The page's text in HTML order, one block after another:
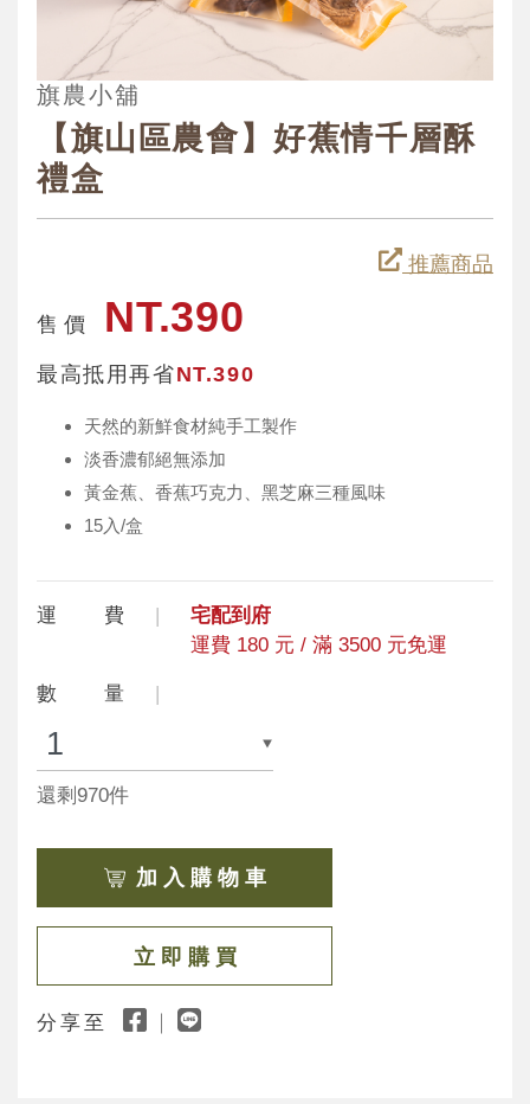
旗農小舖
【旗山區農會】好蕉情千層酥
禮盒
推薦商品
售 價 NT.390
最高抵用再省NT.390
天然的新鮮食材純手工製作
淡香濃郁絕無添加
黃金蕉、香蕉巧克力、黑芝麻三種風味
15入/盒
運 費
宅配到府
運費 180 元 / 滿 3500 元免運
數 量
還剩970件
加 入 購 物 車
立 即 購 買
分享至